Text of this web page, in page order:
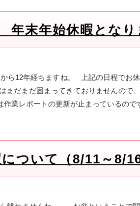
末年始休暇となり
ら12年経ちますね。 上記の日程でお
まだまだ固まってきておりませんの
業レポートの更新が止まっているので
ついて（8/11～8/16